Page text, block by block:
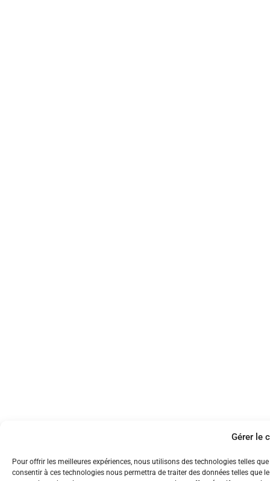
Gérer le
Pour offrir les meilleures expériences, nous utilisons des technologies telles
consentir à ces technologies nous permettra de traiter des données telles que